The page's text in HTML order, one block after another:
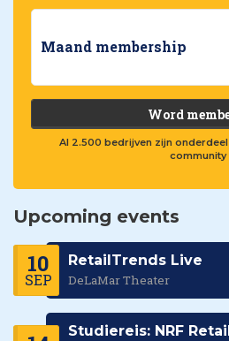
Maand membership
Word
Al 2.500 bedrijven zijn
community
Upcoming events
10
SEP
RetailTrends Live
DeLaMar Theater
Studiereis: NRF